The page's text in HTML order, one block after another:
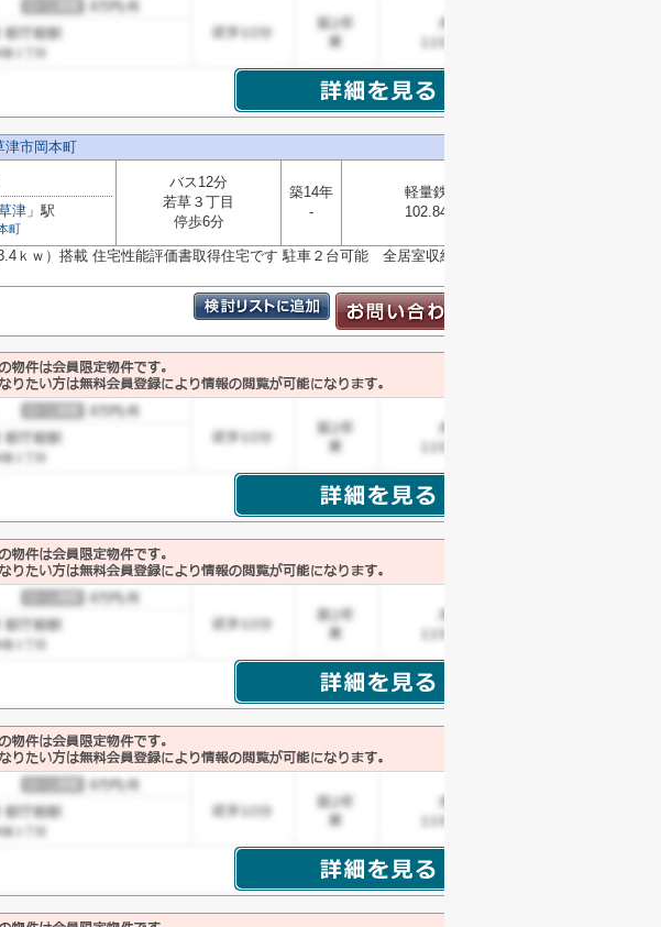
津市岡本町
津 」駅
町
バス12分
若草３丁目
停歩6分
築14年
-
軽量鉄骨
102.84㎡
ｋｗ）搭載 住宅性能評価書取得住宅です 駐車２台可能 全居室収納付きの3Ｌ